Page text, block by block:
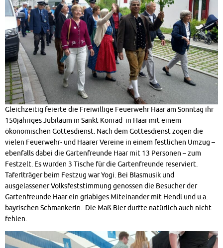
Gleichzeitig feierte die Freiwillige Feuerwehr Haar am Sonntag ihr
150jähriges Jubiläum in Sankt Konrad in Haar mit einem
ökonomischen Gottesdienst. Nach dem Gottesdienst zogen die
vielen Feuerwehr- und Haarer Vereine in einem festlichen Umzug –
ebenfalls dabei die Gartenfreunde Haar mit 13 Personen – zum
Festzelt. Es wurden 3 Tische für die Gartenfreunde reserviert.
Taferlträger beim Festzug war Yogi. Bei Blasmusik und
ausgelassener Volksfeststimmung genossen die Besucher der
Gartenfreunde Haar ein griabiges Miteinander mit Hendl und u.a.
bayrischen Schmankerln. Die Maß Bier durfte natürlich auch nicht
fehlen.